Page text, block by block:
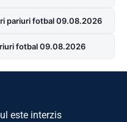
pariuri fotbal 09.08.2026
fotbal 09.08.2026
este interzis